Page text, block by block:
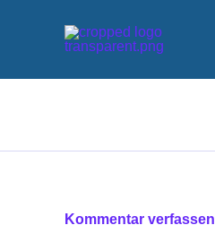
Kommentar verfassen